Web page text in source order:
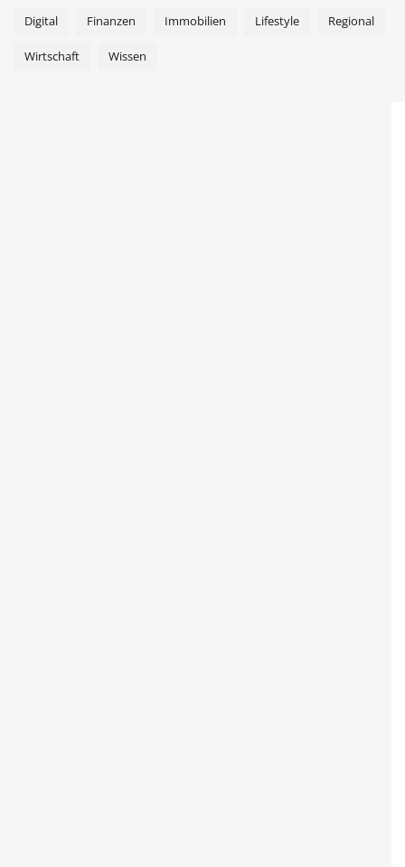
Digital Finanzen Immobilien Lifestyle Regional
Wirtschaft Wissen